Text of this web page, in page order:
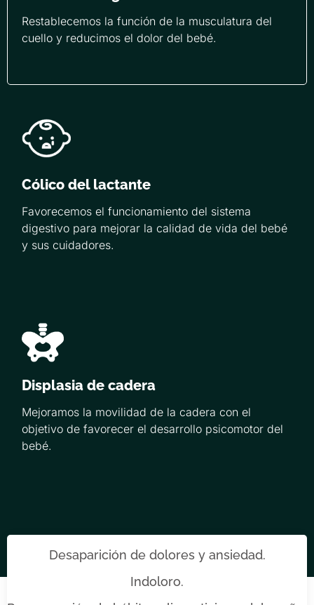
Restablecemos la función de la musculatura del
cuello y reducimos el dolor del bebé.
Cólico del lactante
Favorecemos el funcionamiento del sistema
digestivo para mejorar la calidad de vida del bebé
y sus cuidadores.
Displasia de cadera
Mejoramos la movilidad de la cadera con el
objetivo de favorecer el desarrollo psicomotor del
bebé.
Desaparición de dolores y ansiedad.
Indoloro.